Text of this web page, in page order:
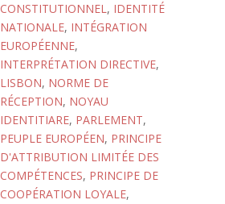
CONSTITUTIONNEL, IDENTITÉ
NATIONALE, INTÉGRATION
EUROPÉENNE,
INTERPRÉTATION DIRECTIVE,
LISBON, NORME DE
RÉCEPTION, NOYAU
IDENTITIARE, PARLEMENT,
PEUPLE EUROPÉEN, PRINCIPE
D'ATTRIBUTION LIMITÉE DES
COMPÉTENCES, PRINCIPE DE
COOPÉRATION LOYALE,